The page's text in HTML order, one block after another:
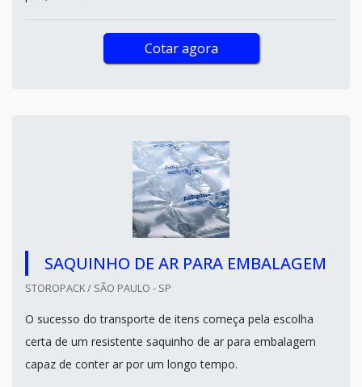
Cotar agora
SAQUINHO DE AR PARA EMBALAGEM
STOROPACK / SÃO PAULO - SP
O sucesso do transporte de itens começa pela escolha
certa de um resistente saquinho de ar para embalagem
capaz de conter ar por um longo tempo.